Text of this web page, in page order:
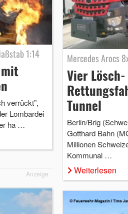
1:14
verrückt”,
Lombardei
ha …
Anzeige
Mercedes Arocs
Vier
Tunnel
Berlin/Brig
Gotthard Bahn
Millionen
Kommunal …
Weiterlesen